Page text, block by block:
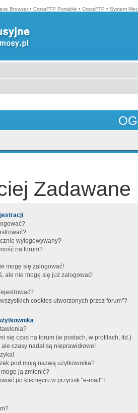
Browser • CrossFTP Portable • CrossFTP • System
Zadawane
wylogowywany?
na forum?
mogę się zalogować!
ale nie mogę się już zalogować!
cookies utworzonych przez forum"?
się czas na forum (w postach, w profilach, itd.)
czasy nadal są nieprawidłowe!
pod moją nazwą użytkownika?
ją zmienić?
po kliknięciu w przycisk "e-mail"?